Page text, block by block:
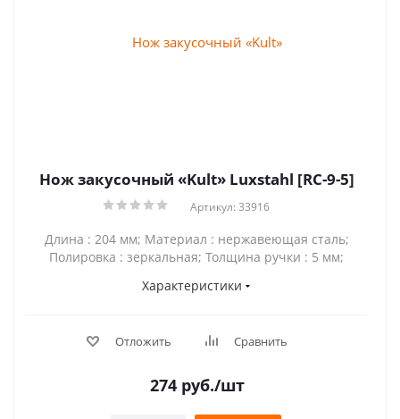
Нож закусочный «Kult» Luxstahl [RC-9-5]
Артикул: 33916
Длина : 204 мм; Материал : нержавеющая сталь;
Полировка : зеркальная; Толщина ручки : 5 мм;
Характеристики
Отложить Сравнить
274руб./шт